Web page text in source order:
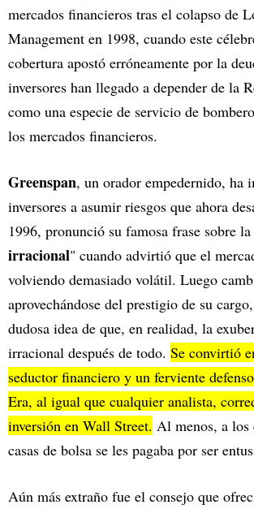
mercados financieros tras el colapso de
Management en 1998, cuando este
cobertura apostó erróneamente por la
inversores han llegado a depender de la
como una especie de servicio de
los mercados financieros.
Greenspan, un orador empedernido, ha
inversores a asumir riesgos que ahora
1996, pronunció su famosa frase sobre
irracional" cuando advirtió que el
volviendo demasiado volátil. Luego
aprovechándose del prestigio de su
dudosa idea de que, en realidad, la
irracional después de todo. Se convirtió
seductor financiero y un ferviente
Era, al igual que cualquier analista,
inversión en Wall Street. Al menos, a los
casas de bolsa se les pagaba por ser
Aún más extraño fue el consejo que